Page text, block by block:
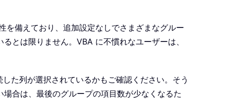
を備えており、追加設定なしでさまざまなグルー
とは限りません。VBA に不慣れなユーザーは、
た列が選択されているかもご確認ください。そう
合は、最後のグループの項目数が少なくなるた